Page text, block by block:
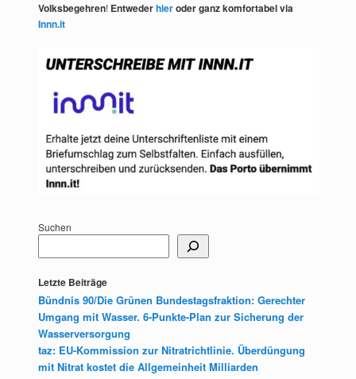
Volksbegehren! Entwederhieroder ganz komfortabel via
Innn.it
Suchen
Letzte Beiträge
Bündnis 90/Die Grünen Bundestagsfraktion: Gerechter
Umgang mit Wasser. 6-Punkte-Plan zur Sicherung der
Wasserversorgung
taz: EU-Kommission zur Nitratrichtlinie. Überdüngung
mit Nitrat kostet die Allgemeinheit Milliarden